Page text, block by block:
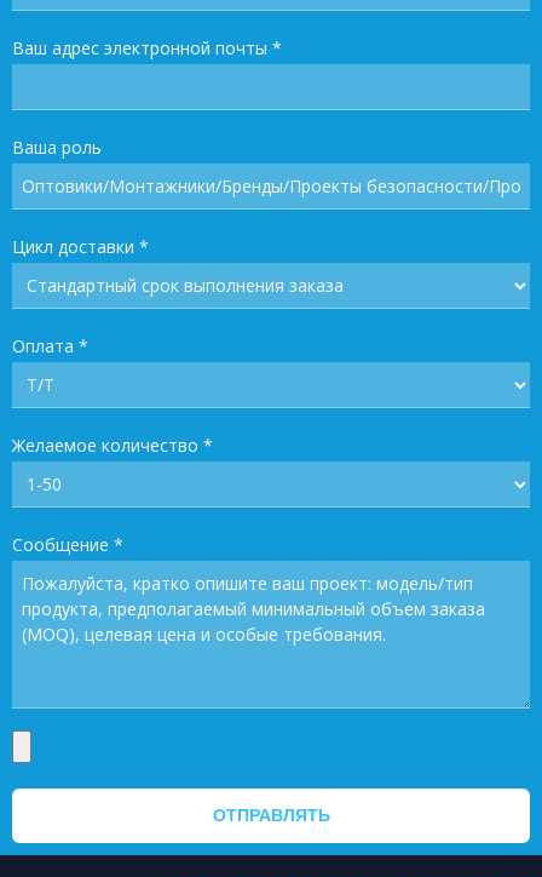
Ваш адрес электронной почты *
Ваша роль
Цикл доставки *
Оплата *
Желаемое количество *
Сообщение *
ОТПРАВЛЯТЬ